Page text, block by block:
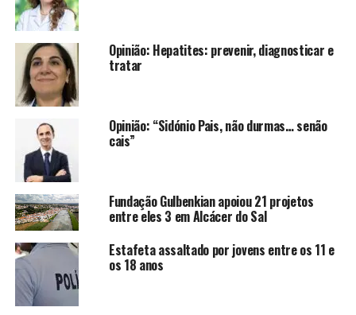
Opinião: Hepatites: prevenir, diagnosticar e
tratar
Opinião: “Sidónio Pais, não durmas… senão
cais”
Fundação Gulbenkian apoiou 21 projetos
entre eles 3 em Alcácer do Sal
Estafeta assaltado por jovens entre os 11 e
os 18 anos